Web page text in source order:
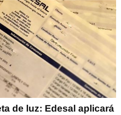
de luz: Edesal aplicará